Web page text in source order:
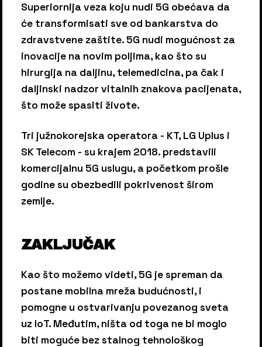
Superiornija veza koju nudi 5G obećava da
će transformisati sve od bankarstva do
zdravstvene zaštite. 5G nudi mogućnost za
inovacije na novim poljima, kao što su
hirurgija na daljinu, telemedicina, pa čak i
daljinski nadzor vitalnih znakova pacijenata,
što može spasiti živote.
Tri južnokorejska operatora - KT, LG Uplus i
SK Telecom - su krajem 2018. predstavili
komercijalnu 5G uslugu, a početkom prošle
godine su obezbedili pokrivenost širom
zemlje.
ZAKLJUČAK
Kao što možemo videti, 5G je spreman da
postane mobilna mreža budućnosti, i
pomogne u ostvarivanju povezanog sveta
uz IoT. Međutim, ništa od toga ne bi moglo
biti moguće bez stalnog tehnološkog